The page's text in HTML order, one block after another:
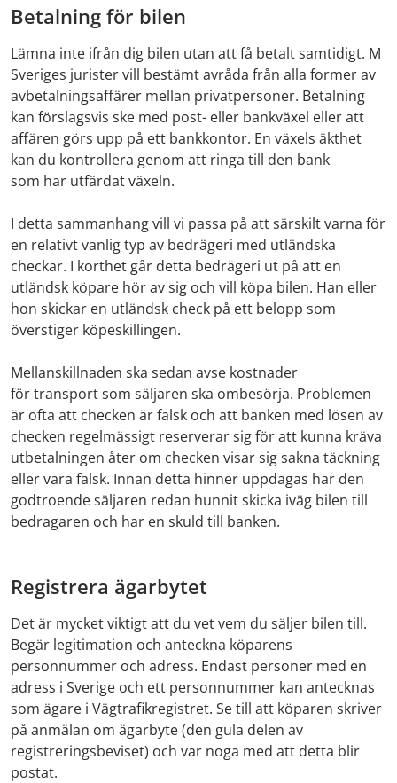
Betalning för bilen
Lämna inte ifrån dig bilen utan att få betalt samtidigt. M
Sveriges jurister vill bestämt avråda från alla former av
avbetalningsaffärer mellan privatpersoner. Betalning
kan förslagsvis ske med post- eller bankväxel eller att
affären görs upp på ett bankkontor. En växels äkthet
kan du kontrollera genom att ringa till den bank
som har utfärdat växeln.
I detta sammanhang vill vi passa på att särskilt varna för
en relativt vanlig typ av bedrägeri med utländska
checkar. I korthet går detta bedrägeri ut på att en
utländsk köpare hör av sig och vill köpa bilen. Han eller
hon skickar en utländsk check på ett belopp som
överstiger köpeskillingen.
Mellanskillnaden ska sedan avse kostnader
för transport som säljaren ska ombesörja. Problemen
är ofta att checken är falsk och att banken med lösen av
checken regelmässigt reserverar sig för att kunna kräva
utbetalningen åter om checken visar sig sakna täckning
eller vara falsk. Innan detta hinner uppdagas har den
godtroende säljaren redan hunnit skicka iväg bilen till
bedragaren och har en skuld till banken.
Registrera ägarbytet
Det är mycket viktigt att du vet vem du säljer bilen till.
Begär legitimation och anteckna köparens
personnummer och adress. Endast personer med en
adress i Sverige och ett personnummer kan antecknas
som ägare i Vägtrafikregistret. Se till att köparen skriver
på anmälan om ägarbyte (den gula delen av
registreringsbeviset) och var noga med att detta blir
postat.